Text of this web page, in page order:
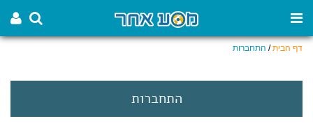
דף הבית/ התחברות
התחברות